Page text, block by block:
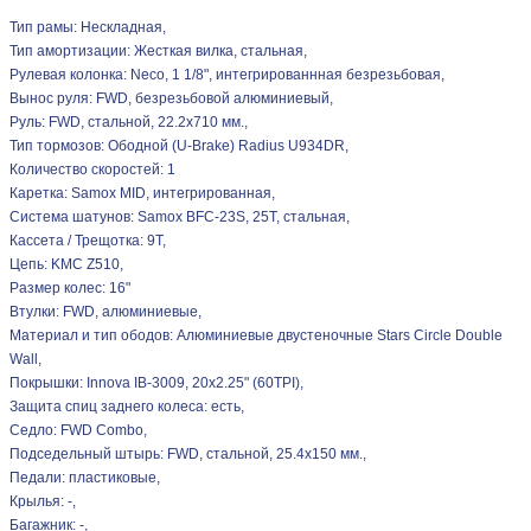
Тип рамы: Нескладная,
Тип амортизации: Жесткая вилка, стальная,
Рулевая колонка: Neco, 1 1/8", интегрированнная безрезьбовая,
Вынос руля: FWD, безрезьбовой алюминиевый,
Руль: FWD, стальной, 22.2х710 мм.,
Тип тормозов: Ободной (U-Brake) Radius U934DR,
Количество скоростей: 1
Каретка: Samox MID, интегрированная,
Система шатунов: Samox BFC-23S, 25T, стальная,
Кассета / Трещотка: 9Т,
Цепь: KMC Z510,
Размер колес: 16"
Втулки: FWD, алюминиевые,
Материал и тип ободов: Алюминиевые двустеночные Stars Circle Double
Wall,
Покрышки: Innova IB-3009, 20x2.25" (60TPI),
Защита спиц заднего колеса: есть,
Седло: FWD Combo,
Подседельный штырь: FWD, стальной, 25.4x150 мм.,
Педали: пластиковые,
Крылья: -,
Багажник: -,